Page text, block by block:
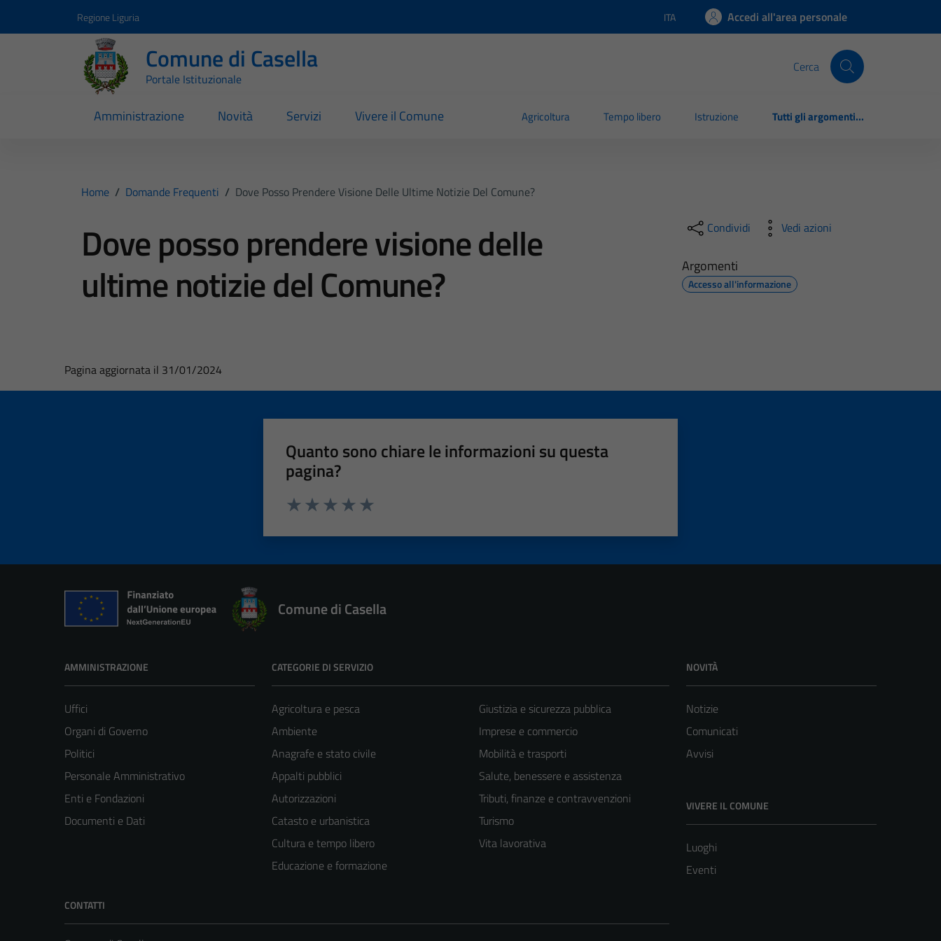
Regione Liguria Lingua attiva:
ITA Accedi all'area personale
Comune di Casella
Portale Istituzionale
Cerca
Amministrazione Novità Servizi Vivere il Comune Agricoltura Tempo libero Istruzione Tutti gli argomenti...
Home / Domande Frequenti / Dove Posso Prendere Visione Delle Ultime Notizie Del Comune?
Dove posso prendere visione delle
ultime notizie del Comune?
Condividi Vedi azioni
Argomenti
Accesso all'informazione
Pagina aggiornata il 31/01/2024
Quanto sono chiare le informazioni su questa
pagina?
Comune di Casella
AMMINISTRAZIONE
Uffici
Organi di Governo
Politici
Personale Amministrativo
Enti e Fondazioni
Documenti e Dati
CATEGORIE DI SERVIZIO
Agricoltura e pesca
Ambiente
Anagrafe e stato civile
Appalti pubblici
Autorizzazioni
Catasto e urbanistica
Cultura e tempo libero
Educazione e formazione
Giustizia e sicurezza pubblica
Imprese e commercio
Mobilità e trasporti
Salute, benessere e assistenza
Tributi, finanze e contravvenzioni
Turismo
Vita lavorativa
NOVITÀ
Notizie
Comunicati
Avvisi
VIVERE IL COMUNE
Luoghi
Eventi
CONTATTI